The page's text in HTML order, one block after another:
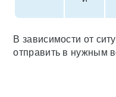
В зависимости от
отправить в нужным